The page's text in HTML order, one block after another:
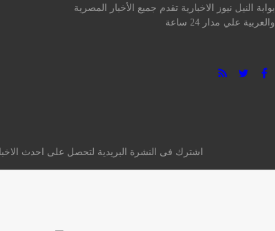
بوابة النيل نيوز الاخبارية تقدم جميع الأخبار المصرية
والعربية علي مدار 24 ساعة
اشترك فى النشرة البريدية لتحصل على احدث الاخبار